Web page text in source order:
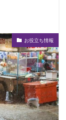
お役立ち情報